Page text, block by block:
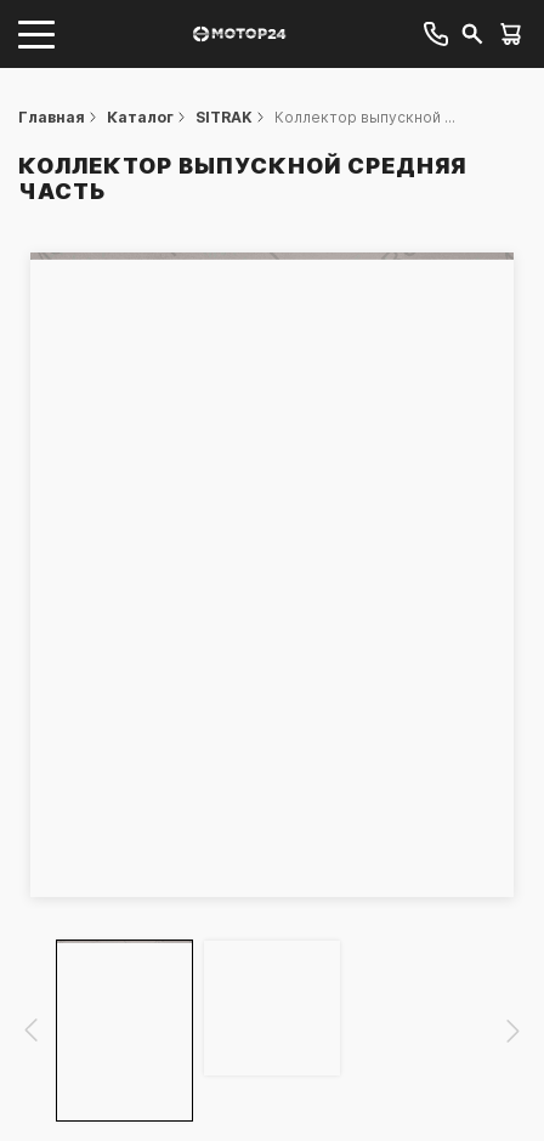
Главная Каталог SITRAK Коллектор выпускной ...
КОЛЛЕКТОР ВЫПУСКНОЙ СРЕДНЯЯ
ЧАСТЬ